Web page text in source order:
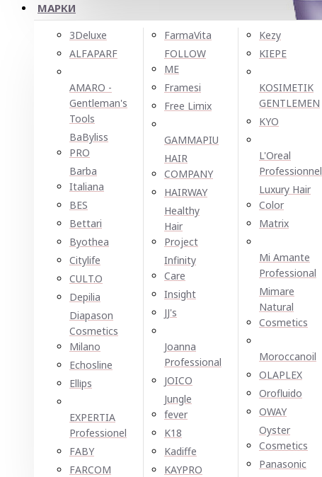
МАРКИ
3Deluxe
ALFAPARF
AMARO -
Gentleman's
Tools
BaByliss
PRO
Barba
Italiana
BES
Bettari
Byothea
Citylife
CULT.O
Depilia
Diapason
Cosmetics
Milano
Echosline
Ellірѕ
EXPERTIA
Professionel
FABY
FARCOM
FarmaVita
FOLLOW
ME
Framesi
Free Limix
GAMMAPIU
HAIR
COMPANY
HAIRWAY
Healthy
Hair
Project
Infinity
Care
Insight
JJ's
Joanna
Professional
JOICO
Jungle
fever
K18
Kadiffe
KAYPRO
Kezy
KIEPE
KOSIMETIK
GENTLEMEN
KYO
L'Oreal
Professionnel
Luxury Hair
Color
Matrix
Mi Amante
Professional
Mimare
Natural
Cosmetics
Moroccanoil
OLAPLEX
Orofluido
OWAY
Oyster
Cosmetics
Panasonic